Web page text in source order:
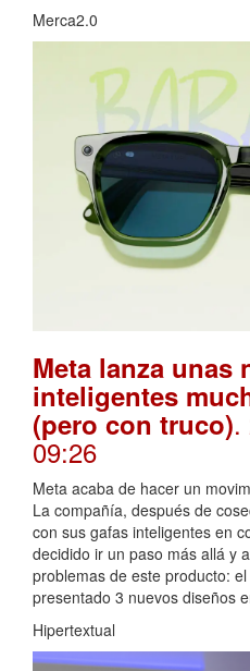
Merca2.0
Meta lanza unas
inteligentes
(pero con truco).
09:26
Meta acaba de hacer un
La compañía, después de
con sus gafas inteligentes en
decidido ir un paso más allá y
problemas de este producto:
presentado 3 nuevos diseños
Hipertextual